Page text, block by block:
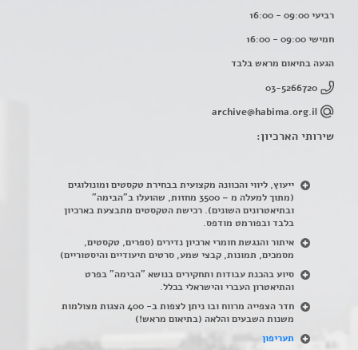
רביעי 09:00 - 16:00
חמישי 09:00 - 16:00
הגעה בתיאום מראש בלבד
03-5266720
archive@habima.org.il
שירותי הארכיון:
ייעוץ, ליווי והכוונה מקצועית בבחירת טקסטים ומונולוגים
(מתוך למעלה מ – 3500 מחזות, שהועלו ב"הבימה"
ובתיאטרונים השונים). רכישת הטקסטים מתבצעת בארכיון
בלבד ובפורמט מודפס.
איתור והנגשת חומרי ארכיון נדירים (ספרים, טקסטים,
מסמכים, תמונות, קבצי שמע, סרטים תיעודיים והיסטוריים)
סיוע בהכנת עבודות ותחקירים בנושא "הבימה" בפרט
והתיאטרון העברי והישראלי בכלל.
חדר הצפייה מרווח ובו ניתן לצפות ב- 400 הצגות מצולמות
משנות השבעים והלאה (בתיאום מראש!)
תעריפון